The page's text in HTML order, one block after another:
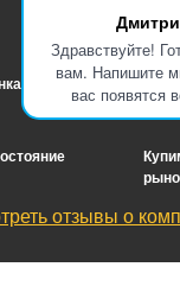
Здравствуйте!
вам. Напишите
вас появятся
отзывы о